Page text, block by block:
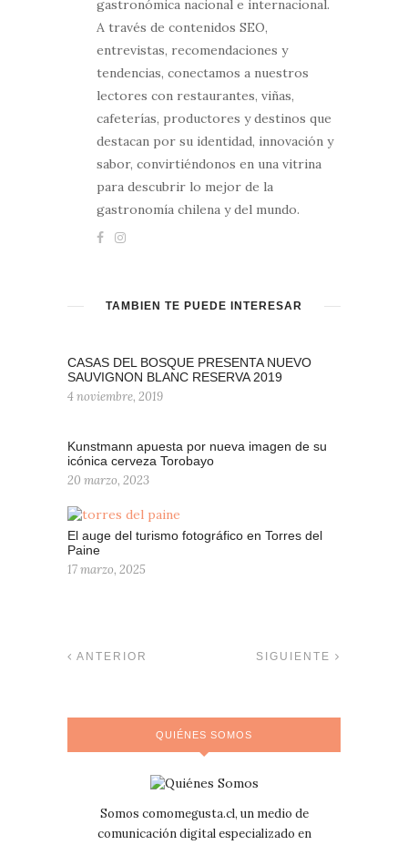
gastronómica nacional e internacional.
A través de contenidos SEO,
entrevistas, recomendaciones y
tendencias, conectamos a nuestros
lectores con restaurantes, viñas,
cafeterías, productores y destinos que
destacan por su identidad, innovación y
sabor, convirtiéndonos en una vitrina
para descubrir lo mejor de la
gastronomía chilena y del mundo.
TAMBIÉN TE PUEDE INTERESAR
CASAS DEL BOSQUE PRESENTA NUEVO
SAUVIGNON BLANC RESERVA 2019
4 noviembre, 2019
Kunstmann apuesta por nueva imagen de su
icónica cerveza Torobayo
20 marzo, 2023
El auge del turismo fotográfico en Torres del
Paine
17 marzo, 2025
ANTERIOR SIGUIENTE
QUIÉNES SOMOS
Somos comomegusta.cl, un medio de
comunicación digital especializado en